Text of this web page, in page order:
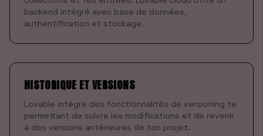
backend intégré avec base de données,
authentification et stockage.
HISTORIQUE ET VERSIONS
Lovable intègre des fonctionnalités de versioning te
permettant de suivre les modifications et de revenir
à des versions antérieures de ton projet.